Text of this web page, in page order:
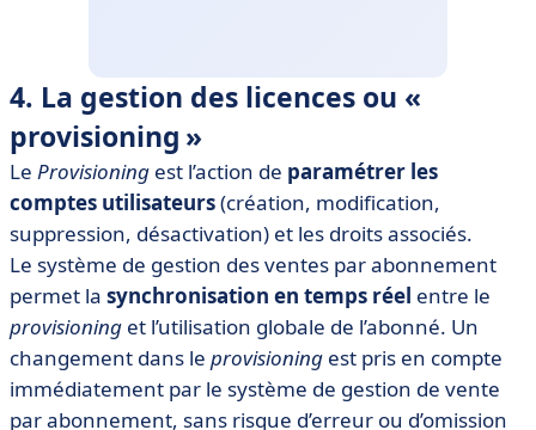
4. La gestion des licences ou «
provisioning »
Le Provisioning est l’action de paramétrer les
comptes utilisateurs(création, modification,
suppression, désactivation) et les droits associés.
Le système de gestion des ventes par abonnement
permet la synchronisation en temps réel entre le
provisioning et l’utilisation globale de l’abonné. Un
changement dans le provisioning est pris en compte
immédiatement par le système de gestion de vente
par abonnement, sans risque d’erreur ou d’omission